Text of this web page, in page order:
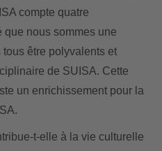
compte quatre
que nous sommes une
être polyvalents et
de SUISA. Cette
un enrichissement pour la
t-elle à la vie culturelle